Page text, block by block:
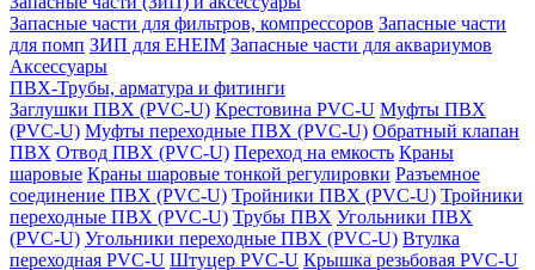
Запасные части для фильтров, компрессоров Запасные части
для помп ЗИП для EHEIM Запасные части для аквариумов
Аксессуары
ПВХ-Трубы, арматура и фитинги
Заглушки ПВХ (PVC-U) Крестовина PVC-U Муфты ПВХ
(PVC-U) Муфты переходные ПВХ (PVC-U) Обратный клапан
ПВХ Отвод ПВХ (PVC-U) Переход на емкость Краны
шаровые Краны шаровые тонкой регулировки Разъемное
соединение ПВХ (PVC-U) Тройники ПВХ (PVC-U) Тройники
переходные ПВХ (PVC-U) Трубы ПВХ Угольники ПВХ
(PVC-U) Угольники переходные ПВХ (PVC-U) Втулка
переходная PVC-U Штуцер PVC-U Крышка резьбовая PVC-U